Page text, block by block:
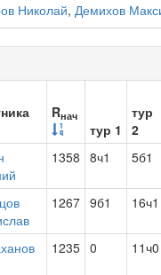
Николай, Демихов
Rнач
тур 1
тур
2
1358 8ч1 5б1
1267 9б1 16ч1
1235 0 11ч0